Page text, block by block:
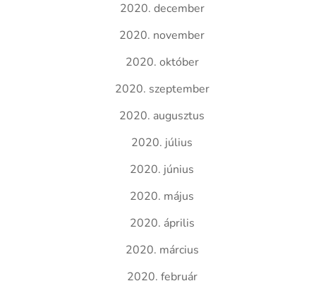
2020. december
2020. november
2020. október
2020. szeptember
2020. augusztus
2020. július
2020. június
2020. május
2020. április
2020. március
2020. február